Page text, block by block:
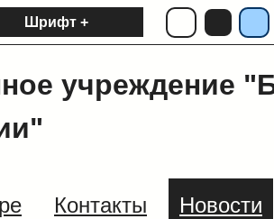
Шрифт +
учреждение
Контакты Новости